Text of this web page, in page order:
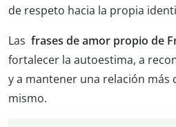
de respeto hacia la propia
Las frases de amor propio de
fortalecer la autoestima, a
y a mantener una relación más
mismo.